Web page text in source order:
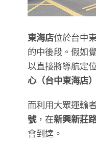
東海店位於台中
的中後段。假如
以直接將導航定
心（台中東海店）
而利用大眾運輸
號，在新興新莊
會到達。